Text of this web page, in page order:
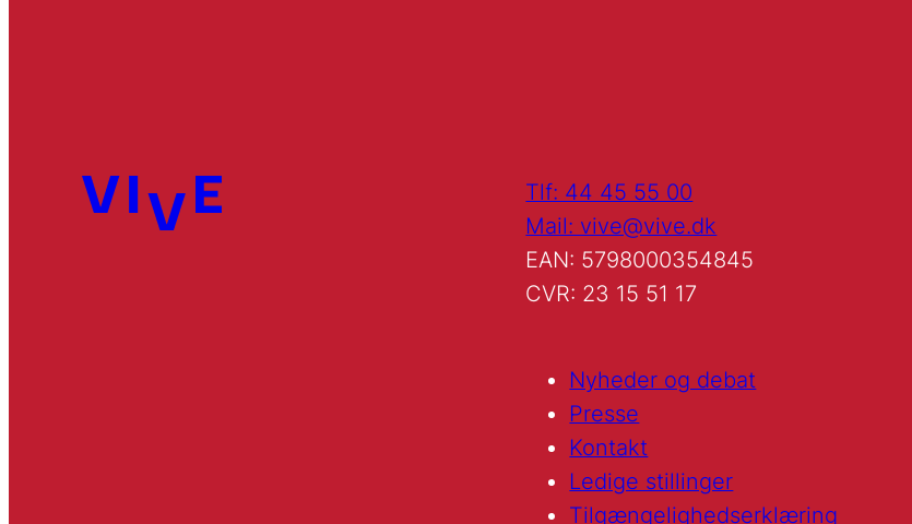
Tlf: 44 45 55 00
Mail: vive@vive.dk
EAN: 5798000354845
CVR: 23 15 51 17
Nyheder og debat
Presse
Kontakt
Ledige stillinger
Tilgængelighedserklæring